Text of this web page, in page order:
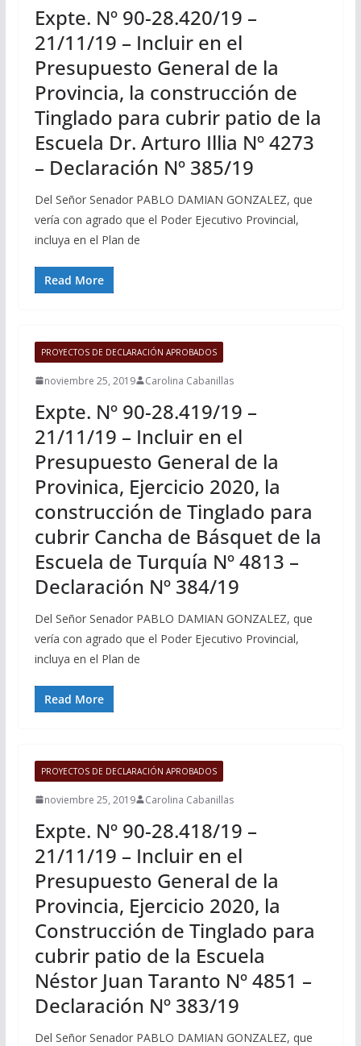
Expte. Nº 90-28.420/19 –
21/11/19 – Incluir en el
Presupuesto General de la
Provincia, la construcción de
Tinglado para cubrir patio de la
Escuela Dr. Arturo Illia Nº 4273
– Declaración Nº 385/19
Del Señor Senador PABLO DAMIAN GONZALEZ, que
vería con agrado que el Poder Ejecutivo Provincial,
incluya en el Plan de
Read More
PROYECTOS DE DECLARACIÓN APROBADOS
noviembre 25, 2019 Carolina Cabanillas
Expte. Nº 90-28.419/19 –
21/11/19 – Incluir en el
Presupuesto General de la
Provinica, Ejercicio 2020, la
construcción de Tinglado para
cubrir Cancha de Básquet de la
Escuela de Turquía Nº 4813 –
Declaración Nº 384/19
Del Señor Senador PABLO DAMIAN GONZALEZ, que
vería con agrado que el Poder Ejecutivo Provincial,
incluya en el Plan de
Read More
PROYECTOS DE DECLARACIÓN APROBADOS
noviembre 25, 2019 Carolina Cabanillas
Expte. Nº 90-28.418/19 –
21/11/19 – Incluir en el
Presupuesto General de la
Provincia, Ejercicio 2020, la
Construcción de Tinglado para
cubrir patio de la Escuela
Néstor Juan Taranto Nº 4851 –
Declaración Nº 383/19
Del Señor Senador PABLO DAMIAN GONZALEZ, que